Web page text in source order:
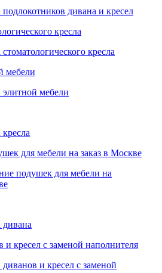
кресла
мебели
для мебели на заказ в Москве
и кресел с заменой наполнителя